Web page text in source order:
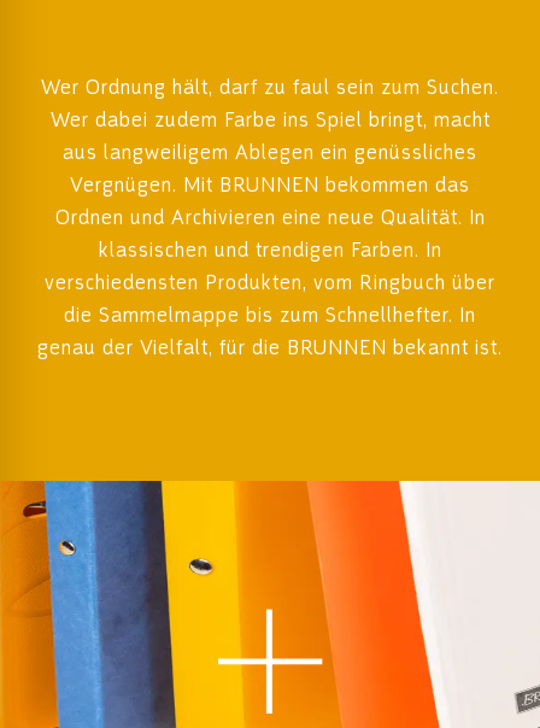
Wer Ordnung hält, darf zu faul sein zum Suchen.
Wer dabei zudem Farbe ins Spiel bringt, macht
aus langweiligem Ablegen ein genüssliches
Vergnügen. Mit BRUNNEN bekommen das
Ordnen und Archivieren eine neue Qualität. In
klassischen und trendigen Farben. In
verschiedensten Produkten, vom Ringbuch über
die Sammelmappe bis zum Schnellhefter. In
genau der Vielfalt, für die BRUNNEN bekannt ist.